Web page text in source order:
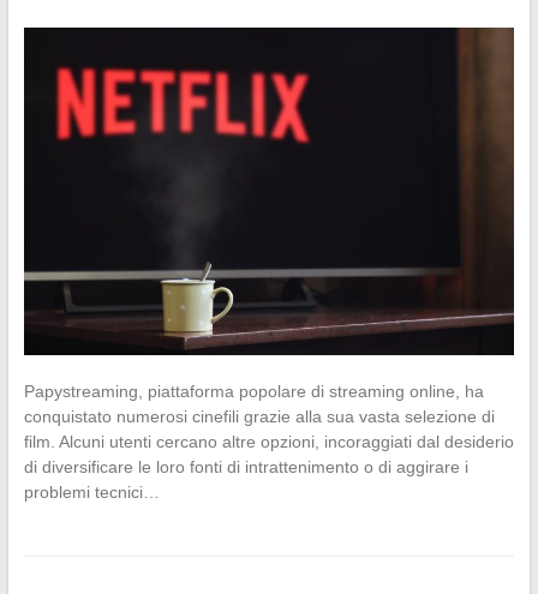
Papystreaming, piattaforma popolare di streaming online, ha
conquistato numerosi cinefili grazie alla sua vasta selezione di
film. Alcuni utenti cercano altre opzioni, incoraggiati dal desiderio
di diversificare le loro fonti di intrattenimento o di aggirare i
problemi tecnici…